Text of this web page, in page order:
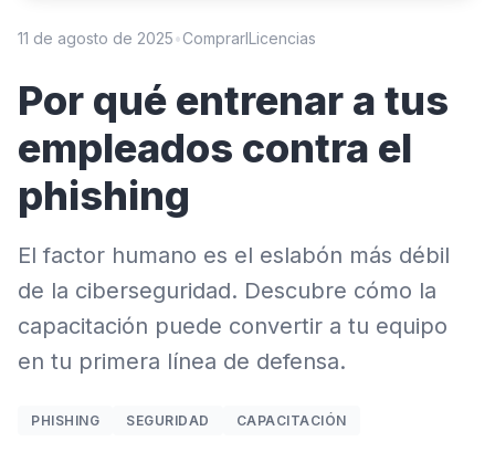
11 de agosto de 2025•ComprarlLicencias
Por qué entrenar a tus
empleados contra el
phishing
El factor humano es el eslabón más débil
de la ciberseguridad. Descubre cómo la
capacitación puede convertir a tu equipo
en tu primera línea de defensa.
PHISHING SEGURIDAD CAPACITACIÓN